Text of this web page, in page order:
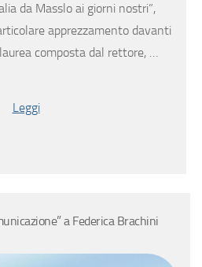
da Masslo ai giorni nostri”,
apprezzamento davanti
composta dal rettore, …
Leggi
a Federica Brachini